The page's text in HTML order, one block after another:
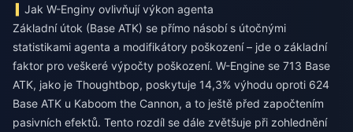
Jak W-Enginy ovlivňují výkon agenta
Základní útok (Base ATK) se přímo násobí s útočnými
statistikami agenta a modifikátory poškození – jde o základní
faktor pro veškeré výpočty poškození. W-Engine se 713 Base
ATK, jako je Thoughtbop, poskytuje 14,3% výhodu oproti 624
Base ATK u Kaboom the Cannon, a to ještě před započtením
pasivních efektů. Tento rozdíl se dále zvětšuje při zohlednění